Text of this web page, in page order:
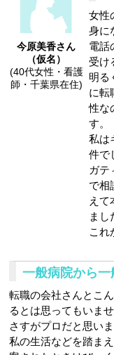
今原美香さん
（仮名）
(40代女性・看護
師・千葉県在住)
女性
身に
電話
受け
明る
に転
性な
す。
私は
件で
ガテ
で相
えて
まし
これ
一般病院から
転職の会社さんとこ
るとは思ってもいま
さすがプロだと思いま
私の生活などを踏ま